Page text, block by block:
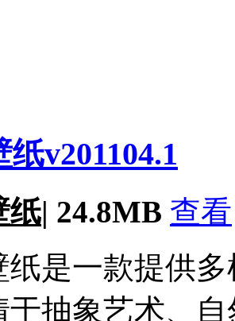
v201104.1
纸| 24.8MB 查看
纸是一款提供
于抽象艺术、